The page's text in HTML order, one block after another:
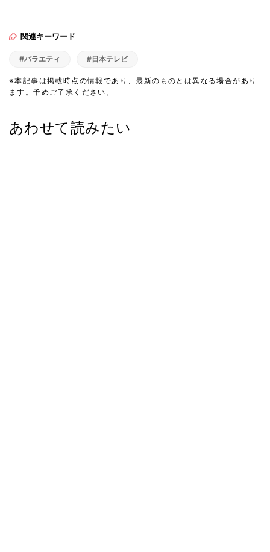
関連キーワード
#バラエティ #日本テレビ
※本記事は掲載時点の情報であり、最新のものとは異なる場合があり
ます。予めご了承ください。
あわせて読みたい